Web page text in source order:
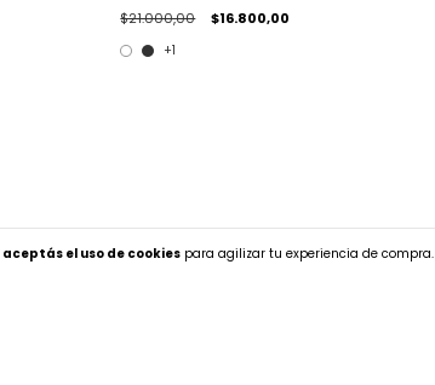
aceptás el uso de cookiespara agilizar tu experiencia de compra.
$21.000,00 $16.800,00
+1